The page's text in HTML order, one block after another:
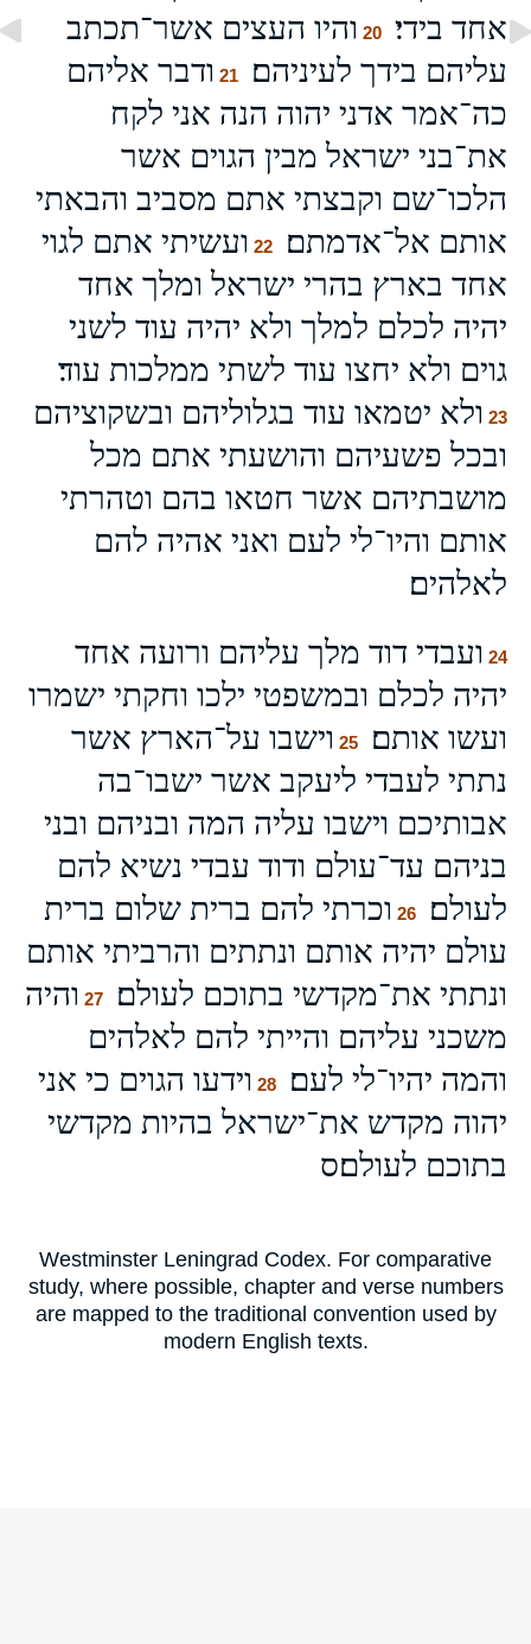
אחד בידי׃
20 והיו העצים א‍שר־תכתב
עליהם בידך לעיניהם׃
21 ודבר אליהם
כה־אמר אדני יהוה הנה אני לקח
את־בני ישראל מבין הגוים אשר
הלכו־שם וקבצתי אתם מסביב והבאתי
אותם אל־אדמתם׃
22 ועשיתי אתם לגוי
אחד בארץ בהרי ישראל ומלך אחד
יהיה לכלם למלך ולא יהיה עוד לשני
גוים ולא יחצו עוד לשתי ממלכות עוד׃
23 ולא יטמאו עוד בגלוליהם ובשקוציהם
ובכל פשעיהם והושעתי אתם מכל
מושבתיהם אשר חטאו בהם וטהרתי
אותם והיו־לי לעם ואני אהיה להם
לאלהים׃
24 ועבדי דוד מלך עליהם ורועה אחד
יהיה לכלם ובמשפטי ילכו וחקתי ישמרו
ועשו אותם׃
25 וישבו על־הארץ אשר
נתתי לעבדי ליעקב אשר ישבו־בה
אבותיכם וישבו עליה המה ובניהם ובני
בניהם עד־עולם ודוד עבדי נשיא להם
לעולם׃
26 וכרתי להם ברית שלום ברית
עולם יהיה אותם ונתתים והרביתי אותם
ונתתי את־מקדשי בתוכם לעולם׃
27 והיה
משכני עליהם והייתי להם לאלהים
והמה יהיו־לי לעם׃
28 וידעו הגוים כי אני
יהוה מקדש את־ישראל בהיות מקדשי
בתוכם לעולם׃ס
Westminster Leningrad Codex. For comparative
study, where possible, chapter and verse numbers
are mapped to the traditional convention used by
modern English texts.